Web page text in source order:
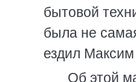
бытовой
была не
ездил
Об этой